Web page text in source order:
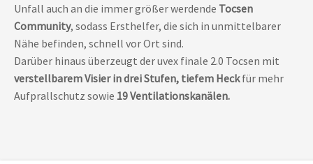
Unfall auch an die immer größer werdende Tocsen
Community, sodass Ersthelfer, die sich in unmittelbarer
Nähe befinden, schnell vor Ort sind.
Darüber hinaus überzeugt der uvex finale 2.0 Tocsen mit
verstellbarem Visier in drei Stufen, tiefem Heckfür mehr
Aufprallschutz sowie 19 Ventilationskanälen.